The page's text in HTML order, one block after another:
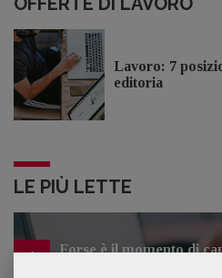
Lavoro: 7
editoria
LE PIÙ LETTE
1
Forse è il momento di